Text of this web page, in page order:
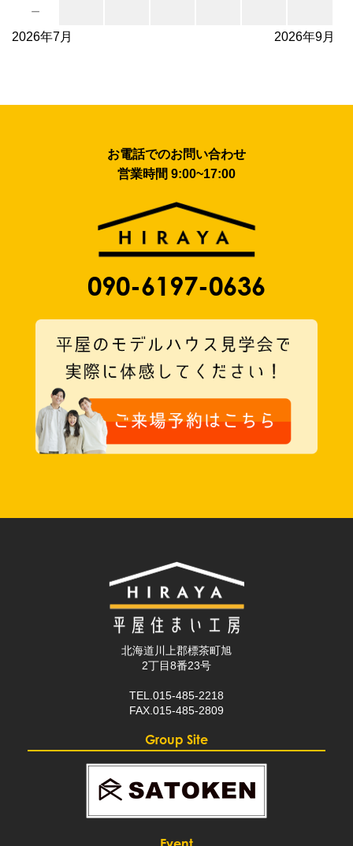
－
2026年7月 2026年9月
お電話でのお問い合わせ
営業時間 9:00~17:00
090-6197-0636
北海道川上郡標茶町旭
2丁目8番23号
TEL.015-485-2218
FAX.015-485-2809
Group Site